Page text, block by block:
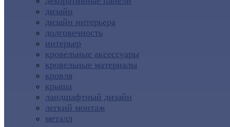
дизайн
дизайн интерьера
долговечность
интерьер
кровельные аксессуары
кровельные материалы
кровля
крыша
ландшафтный дизайн
легкий монтаж
металл